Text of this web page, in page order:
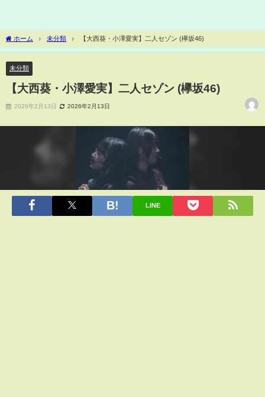
ホーム 未分類 【大西葵・小澤愛実】二人セゾン (欅坂46)
未分類
【大西葵・小澤愛実】二人セゾン (欅坂46)
2026年2月13日 2026年2月13日
LINE